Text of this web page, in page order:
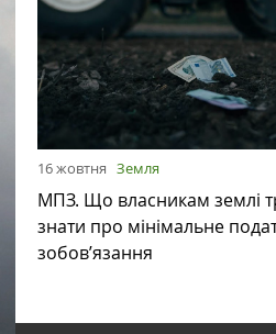
16 жовтня Земля
МПЗ. Що власникам землі
знати про мінімальне
зобов’язання